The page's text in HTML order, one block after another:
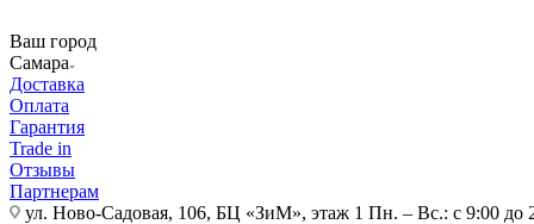
Ваш город
Самара
Доставка
Оплата
Гарантия
Trade in
Отзывы
Партнерам
ул. Ново-Садовая, 106, БЦ «ЗиМ», этаж 1 Пн. – Вс.: с 9:00 до